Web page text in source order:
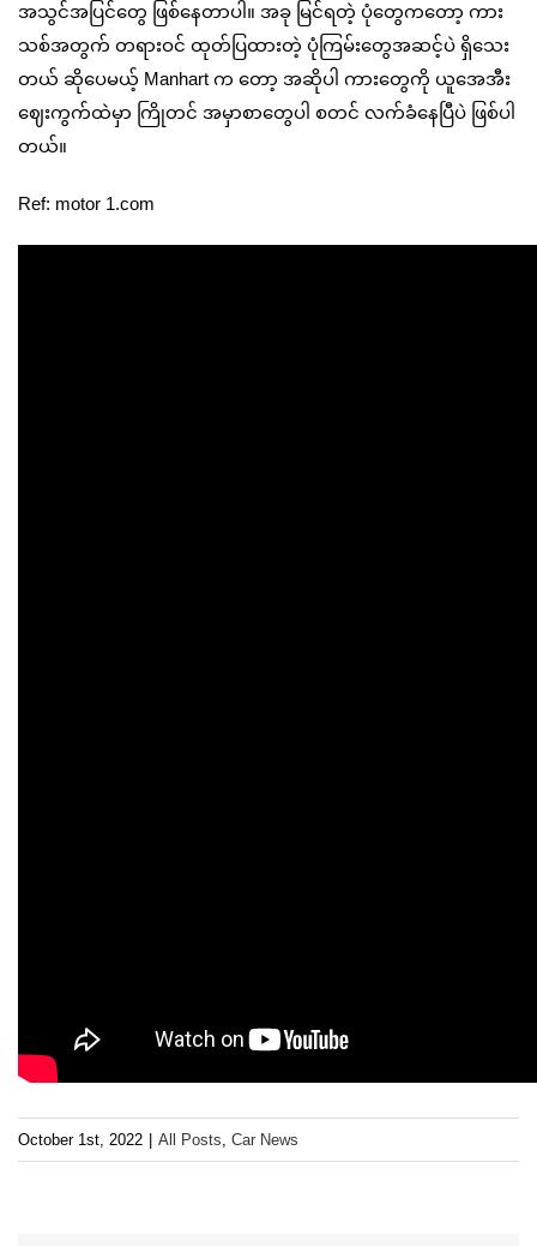
အသွင်အပြင်တွေ ဖြစ်နေတာပါ။ အခု မြင်ရတဲ့ ပုံတွေကတော့ ကား
သစ်အတွက် တရားဝင် ထုတ်ပြထားတဲ့ ပုံကြမ်းတွေအဆင့်ပဲ ရှိသေး
တယ် ဆိုပေမယ့် Manhart က တော့ အဆိုပါ ကားတွေကို ယူအေအီး
ဈေးကွက်ထဲမှာ ကြိုတင် အမှာစာတွေပါ စတင် လက်ခံနေပြီပဲ ဖြစ်ပါ
တယ်။
Ref: motor 1.com
October 1st, 2022 All Posts, Car News